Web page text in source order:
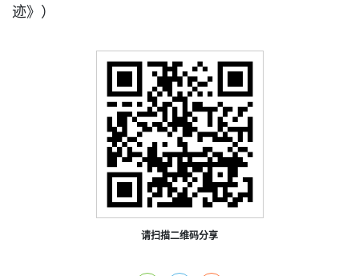
迹》）
请扫描二维码分享